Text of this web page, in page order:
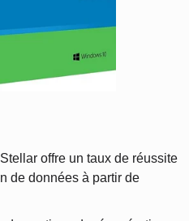
offre un taux de réussite
de données à partir de